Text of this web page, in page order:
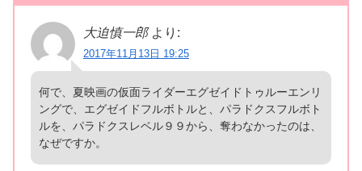
大迫慎一郎 より:
2017年11月13日 19:25
何で、夏映画の仮面ライダーエグゼイドトゥルーエンリ
ングで、エグゼイドフルボトルと、パラドクスフルボト
ルを、パラドクスレベル９９から、奪わなかったのは、
なぜですか。